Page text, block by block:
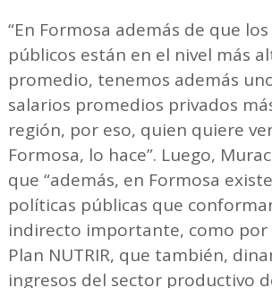
“En Formosa además de que
públicos están en el nivel más
promedio, tenemos además
salarios promedios privados
región, por eso, quien quiere
Formosa, lo hace”. Luego,
que “además, en Formosa
políticas públicas que
indirecto importante, como por
Plan NUTRIR, que también,
ingresos del sector productivo